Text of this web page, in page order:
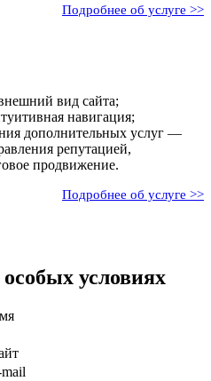
Подробнее об услуге >>
вид сайта;
навигация;
дополнительных услуг —
репутацией,
продвижение.
Подробнее об услуге >>
условиях